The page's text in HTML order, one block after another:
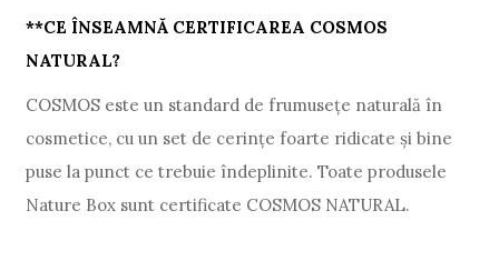
**CE ÎNSEAMNĂ CERTIFICAREA COSMOS
NATURAL?
COSMOS este un standard de frumusețe naturală în
cosmetice, cu un set de cerințe foarte ridicate și bine
puse la punct ce trebuie îndeplinite. Toate produsele
Nature Box sunt certificate COSMOS NATURAL.